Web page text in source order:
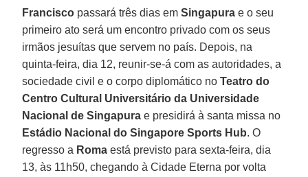
Francisco passará três dias emSingapura e o seu
primeiro ato será um encontro privado com os seus
irmãos jesuítas que servem no país. Depois, na
quinta-feira, dia 12, reunir-se-á com as autoridades, a
sociedade civil e o corpo diplomático noTeatro do
Centro Cultural Universitário da Universidade
Nacional de Singapura e presidirá à santa missa no
Estádio Nacional do Singapore Sports Hub. O
regresso a Roma está previsto para sexta-feira, dia
13, às 11h50, chegando à Cidade Eterna por volta